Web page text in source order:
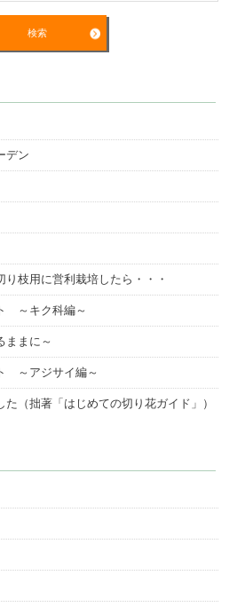
デン
枝用に営利栽培したら・・・
～キク科編～
まに～
～アジサイ編～
（拙著「はじめての切り花ガイド」）